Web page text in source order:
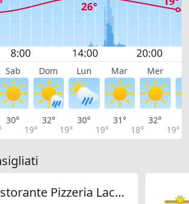
Sab Dom Lun Mar Mer
30°
19°
32°
19°
30°
19°
31°
18°
32°
19°
Ristorante Pizzeria Lacuna